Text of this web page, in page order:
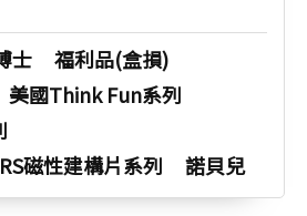
士
福利品(盒損)
美國Think Fun系列
磁性建構片系列
諾貝兒